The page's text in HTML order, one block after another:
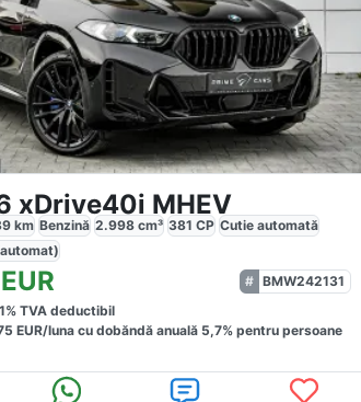
xDrive40i MHEV
km Benzină 2.998 cm³ 381 CP Cutieautomată
EUR
BMW242131
% TVA deductibil
EUR/luna cu dobăndă anuală 5,7% pentru persoane